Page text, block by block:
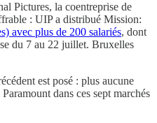
Pictures, la coentreprise de
: UIP a distribué Mission:
avec plus de 200 salariés, dont
du 7 au 22 juillet. Bruxelles
est posé : plus aucune
dans ces sept marchés